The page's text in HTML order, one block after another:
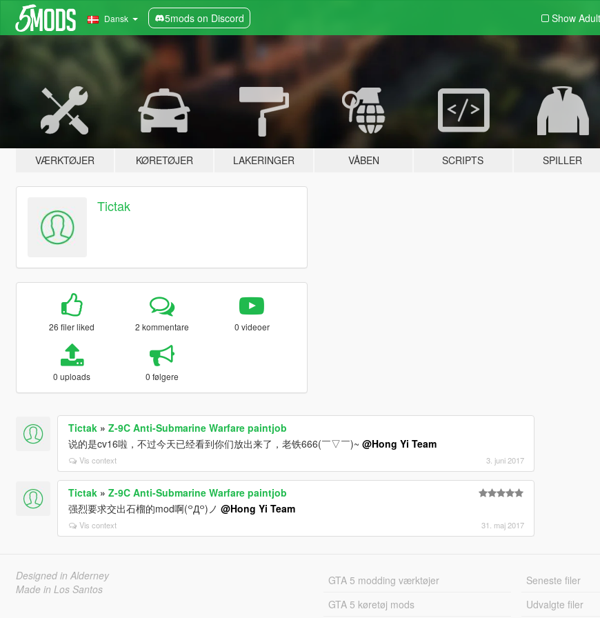
Dansk 5mods on Discord Show Adult
VÆRKTØJER KØRETØJER LAKERINGER VÅBEN SCRIPTS SPILLER
Tictak
26 filer liked 2 kommentare 0 videoer
0 uploads 0 følgere
Tictak» Z-9C Anti-Submarine Warfare paintjob
说的是cv16啦，不过今天已经看到你们放出来了，老铁666(￣▽￣)~ @Hong Yi Team
Vis context 3. juni 2017
Tictak» Z-9C Anti-Submarine Warfare paintjob
强烈要求交出石榴的mod啊(꒪Д꒪)ノ @Hong Yi Team
Vis context 31. maj 2017
Designed in Alderney
Made in Los Santos
GTA 5 modding værktøjer
GTA 5 køretøj mods
Seneste filer
Udvalgte filer